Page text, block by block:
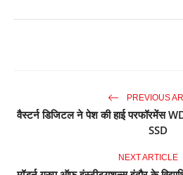
PREVIOUS
वैस्टर्न डिजिटल ने पेश की हाई
SSD
NEXT ARTICLE